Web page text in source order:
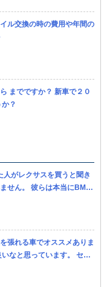
ル交換の時の費用や年間の
までですか？ 新車で２０
？
がレクサスを買うと聞き
せん。 彼らは本当にBMW
？ わたしは今まで父親の
張れる車でオススメありま
なと思っています。 セダ
今どき車で見栄を張...